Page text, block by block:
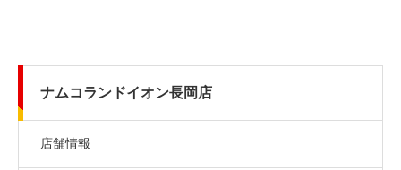
ナムコランドイオン長岡店
店舗情報